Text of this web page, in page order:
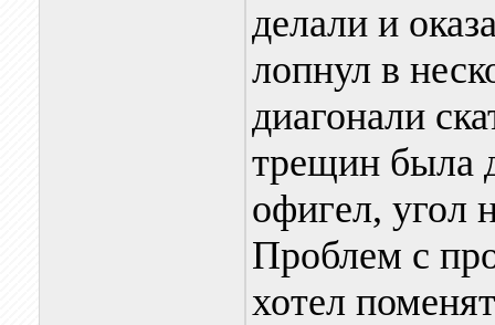
делали и
лопнул в
диагонали
трещин была
офигел, угол
Проблем с
хотел